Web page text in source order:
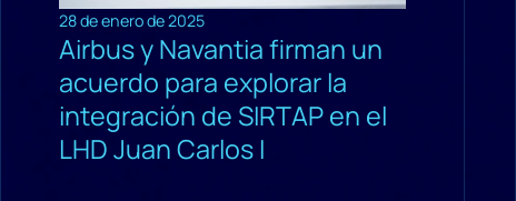
28 de enero de 2025
Airbus y Navantia firman un
acuerdo para explorar la
integración de SIRTAP en el
LHD Juan Carlos I